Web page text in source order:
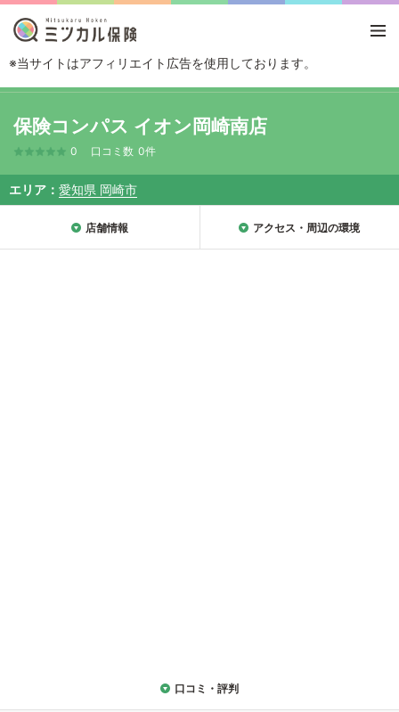
※当サイトはアフィリエイト広告を使用しております。
岡崎市 保険コンパス イオン岡崎南店
保険コンパス イオン岡崎南店
0 口コミ数 0件
エリア 愛知県 岡崎市
店舗情報 アクセス・周辺の環境
口コミ・評判